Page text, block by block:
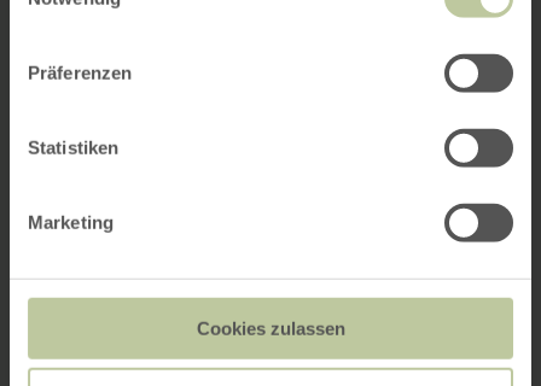
Präferenzen
Statistiken
Marketing
Cookies zulassen